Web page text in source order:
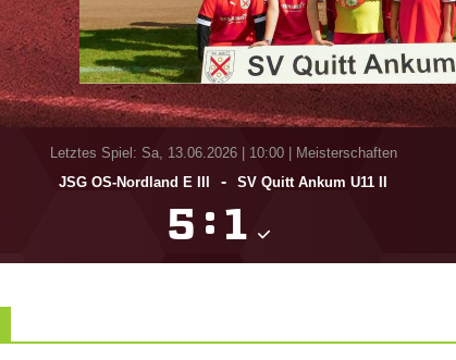
Letztes Spiel: Sa, 13.06.2026| 10:00 | Meisterschaften
JSG OS-Nordland E III
- SV Quitt Ankum U11 II
 : 